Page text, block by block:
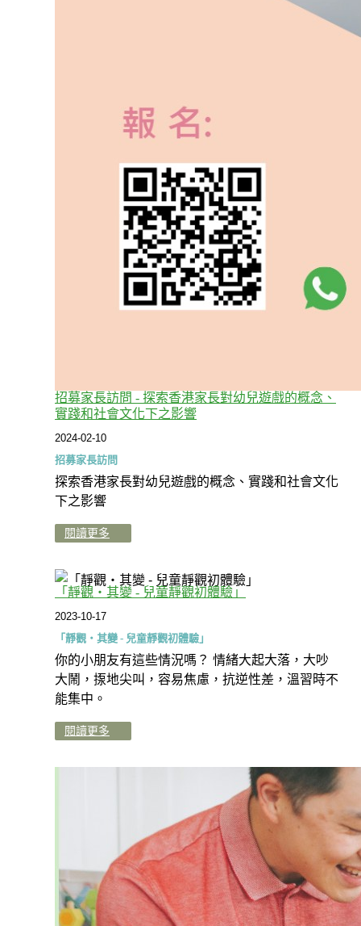
招募家長訪問 - 探索香港家長對幼兒遊戲的概念、
實踐和社會文化下之影響
2024-02-10
招募家長訪問
探索香港家長對幼兒遊戲的概念、實踐和社會文化
下之影響
閱讀更多
「靜觀‧其變 - 兒童靜觀初體驗」
2023-10-17
「靜觀‧其變 - 兒童靜觀初體驗」
你的小朋友有這些情況嗎？ 情緒大起大落，大吵
大鬧，揼地尖叫，容易焦慮，抗逆性差，溫習時不
能集中。
閱讀更多